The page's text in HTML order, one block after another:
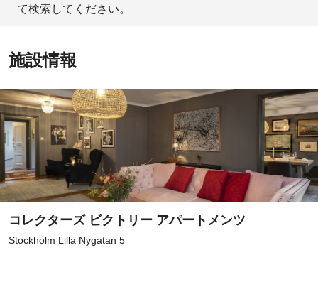
て検索してください。
施設情報
コレクターズ ビクトリー アパートメンツ
Stockholm Lilla Nygatan 5